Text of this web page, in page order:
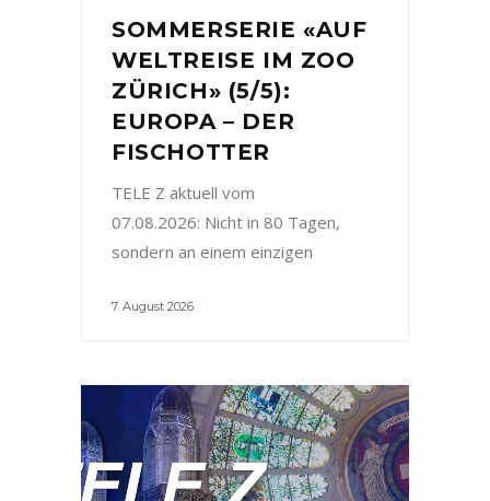
SOMMERSERIE «AUF
WELTREISE IM ZOO
ZÜRICH» (5/5):
EUROPA – DER
FISCHOTTER
TELE Z aktuell vom
07.08.2026: Nicht in 80 Tagen,
sondern an einem einzigen
7. August 2026